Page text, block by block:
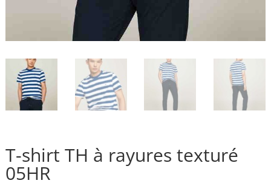
T-shirt TH à rayures texturé
05HR